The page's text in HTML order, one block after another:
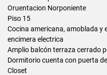
Oruentacion Norponiente
Piso 15
Cocina americana, amoblada y
encimera electrica
Amplio balcón terraza cerrado
Dormitorio cuenta con puerta
Closet